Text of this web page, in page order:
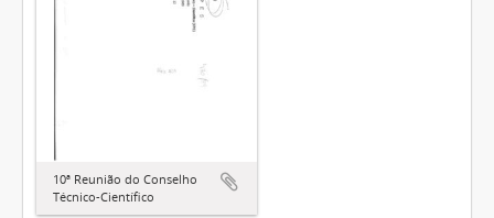
10ª Reunião do Conselho
Técnico-Científico